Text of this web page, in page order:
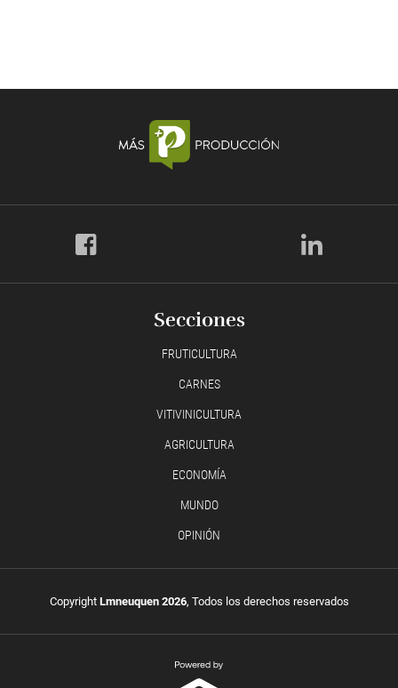
Secciones
FRUTICULTURA
CARNES
VITIVINICULTURA
AGRICULTURA
ECONOMÍA
MUNDO
OPINIÓN
Copyright Lmneuquen 2026, Todos los derechos reservados